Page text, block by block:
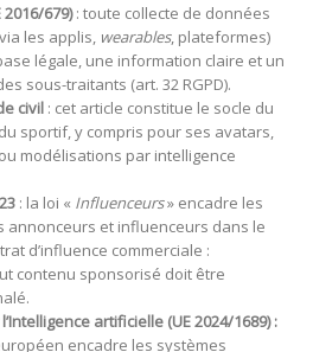
2016/679): toute collecte de données
les applis, wearables, plateformes)
légale, une information claire et un
sous-traitants (art. 32 RGPD).
civil : cet article constitue le socle du
sportif, y compris pour ses avatars,
modélisations par intelligence
: la loi « Influenceurs» encadre les
annonceurs et influenceurs dans le
d’influence commerciale :
contenu sponsorisé doit être
artificielle (UE 2024/1689) :
encadre les systèmes